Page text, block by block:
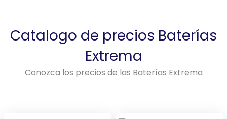
Catalogo de precios Baterías
Extrema
Conozca los precios de las Baterías Extrema